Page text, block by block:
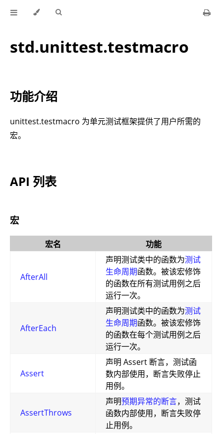
std.unittest.testmacro
功能介绍
unittest.testmacro 为单元测试框架提供了用户所需的
宏。
API 列表
宏
宏名 功能
AfterAll
声明测试类中的函数为测试
生命周期函数。被该宏修饰
的函数在所有测试用例之后
运行一次。
AfterEach
声明测试类中的函数为测试
生命周期函数。被该宏修饰
的函数在每个测试用例之后
运行一次。
Assert
声明 Assert 断言，测试函
数内部使用，断言失败停止
用例。
AssertThrows
声明预期异常的断言，测试
函数内部使用，断言失败停
止用例。